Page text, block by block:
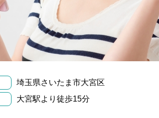
埼玉県さいたま市大宮区
大宮駅より徒歩15分